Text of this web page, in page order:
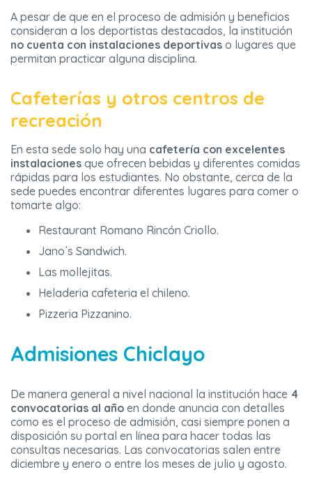
A pesar de que en el proceso de admisión y beneficios
consideran a los deportistas destacados, la institución
no cuenta con instalaciones deportivas o lugares que
permitan practicar alguna disciplina.
Cafeterías y otros centros de
recreación
En esta sede solo hay una cafetería con excelentes
instalaciones que ofrecen bebidas y diferentes comidas
rápidas para los estudiantes. No obstante, cerca de la
sede puedes encontrar diferentes lugares para comer o
tomarte algo:
Restaurant Romano Rincón Criollo.
Jano´s Sandwich.
Las mollejitas.
Heladeria cafeteria el chileno.
Pizzeria Pizzanino.
Admisiones Chiclayo
De manera general a nivel nacional la institución hace 4
convocatorias al año en donde anuncia con detalles
como es el proceso de admisión, casi siempre ponen a
disposición su portal en línea para hacer todas las
consultas necesarias. Las convocatorias salen entre
diciembre y enero o entre los meses de julio y agosto.